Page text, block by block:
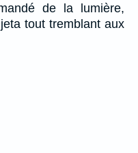
de la lumière,
tout tremblant aux